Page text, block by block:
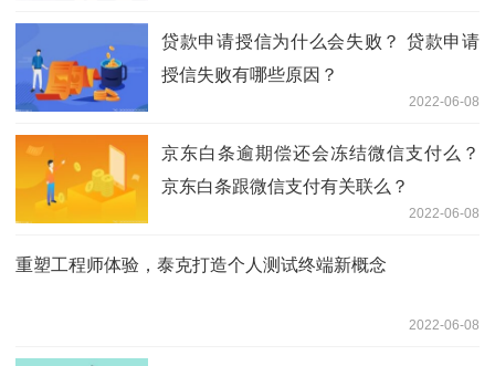
贷款申请授信为什么会失败？ 贷款申请
授信失败有哪些原因？
2022-06-08
京东白条逾期偿还会冻结微信支付么？
京东白条跟微信支付有关联么？
2022-06-08
重塑工程师体验，泰克打造个人测试终端新概念
2022-06-08